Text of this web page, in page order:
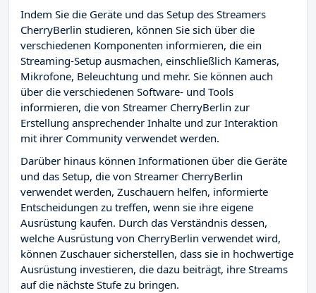
Indem Sie die Geräte und das Setup des Streamers
CherryBerlin studieren, können Sie sich über die
verschiedenen Komponenten informieren, die ein
Streaming-Setup ausmachen, einschließlich Kameras,
Mikrofone, Beleuchtung und mehr. Sie können auch
über die verschiedenen Software- und Tools
informieren, die von Streamer CherryBerlin zur
Erstellung ansprechender Inhalte und zur Interaktion
mit ihrer Community verwendet werden.
Darüber hinaus können Informationen über die Geräte
und das Setup, die von Streamer CherryBerlin
verwendet werden, Zuschauern helfen, informierte
Entscheidungen zu treffen, wenn sie ihre eigene
Ausrüstung kaufen. Durch das Verständnis dessen,
welche Ausrüstung von CherryBerlin verwendet wird,
können Zuschauer sicherstellen, dass sie in hochwertige
Ausrüstung investieren, die dazu beiträgt, ihre Streams
auf die nächste Stufe zu bringen.